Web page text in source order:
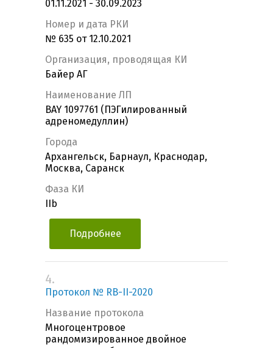
01.11.2021 - 30.09.2023
Номер и дата РКИ
№ 635 от 12.10.2021
Организация, проводящая КИ
Байер АГ
Наименование ЛП
BAY 1097761 (ПЭГилированный
адреномедуллин)
Города
Архангельск, Барнаул, Краснодар,
Москва, Саранск
Фаза КИ
IIb
Подробнее
4.
Протокол № RB-II-2020
Название протокола
Многоцентровое
рандомизированное двойное